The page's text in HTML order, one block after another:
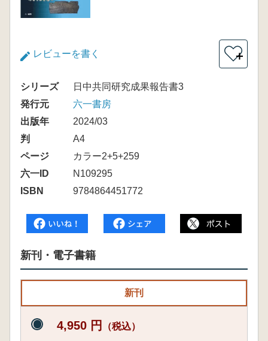
レビューを書く ＋
シリーズ
日中共同研究成果報告書3
発行元
六一書房
出版年
2024/03
判
A4
ページ
カラー2+5+259
六一ID
N109295
ISBN
9784864451772
新刊・電子書籍
新刊
4,950 円 （税込）